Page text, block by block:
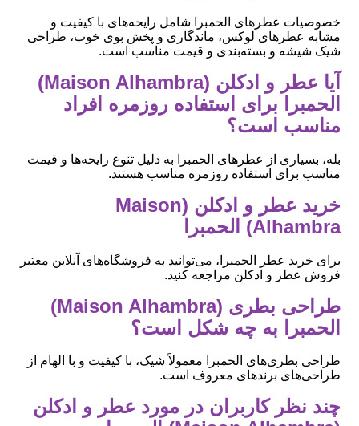
خصوصیات عطرهای الحمبرا شامل رایحه‌های با کیفیت و
مشابه عطرهای لوکس، ماندگاری و پخش بوی خوب، طراحی
شیک شیشه و بسته‌بندی و قیمت مناسب است.
آیا عطر و ادکلن (Maison Alhambra)
الحمبرا برای استفاده روزمره افراد
مناسب است؟
بله، بسیاری از عطرهای الحمبرا به دلیل تنوع رایحه‌ها و قیمت
مناسب برای استفاده روزمره مناسب هستند.
خرید عطر و ادکلن (Maison
Alhambra) الحمبرا
برای خرید عطر الحمبرا، می‌توانید به فروشگاه‌های آنلاین معتبر
فروش عطر و ادکلن مراجعه کنید.
طراحی بطری (Maison Alhambra)
الحمبرا به چه شکل است؟
طراحی بطری‌های الحمبرا معمولاً شیک، با کیفیت و با الهام از
طراحی‌های برندهای معروف است.
چند نظر کاربران در مورد عطر و ادکلن